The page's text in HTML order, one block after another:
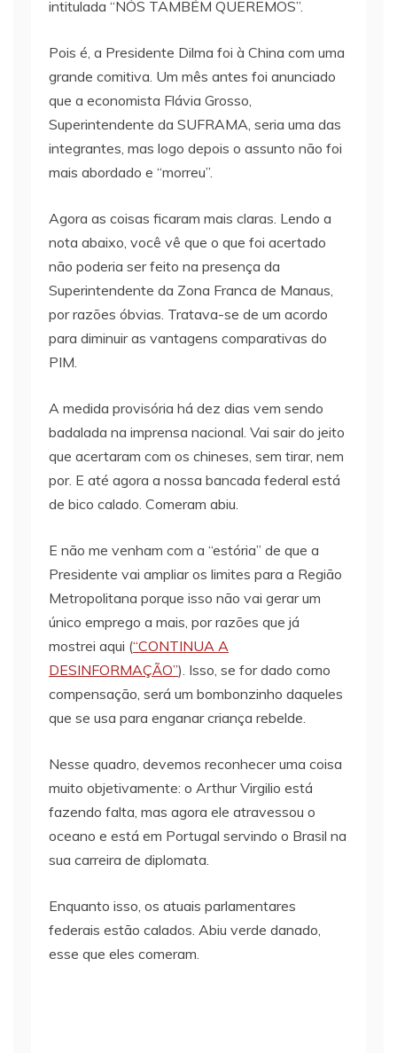
intitulada “NÓS TAMBÉM QUEREMOS”.
Pois é, a Presidente Dilma foi à China com uma
grande comitiva. Um mês antes foi anunciado
que a economista Flávia Grosso,
Superintendente da SUFRAMA, seria uma das
integrantes, mas logo depois o assunto não foi
mais abordado e “morreu”.
Agora as coisas ficaram mais claras. Lendo a
nota abaixo, você vê que o que foi acertado
não poderia ser feito na presença da
Superintendente da Zona Franca de Manaus,
por razões óbvias. Tratava-se de um acordo
para diminuir as vantagens comparativas do
PIM.
A medida provisória há dez dias vem sendo
badalada na imprensa nacional. Vai sair do jeito
que acertaram com os chineses, sem tirar, nem
por. E até agora a nossa bancada federal está
de bico calado. Comeram abiu.
E não me venham com a “estória” de que a
Presidente vai ampliar os limites para a Região
Metropolitana porque isso não vai gerar um
único emprego a mais, por razões que já
mostrei aqui (“CONTINUA A
DESINFORMAÇÃO”). Isso, se for dado como
compensação, será um bombonzinho daqueles
que se usa para enganar criança rebelde.
Nesse quadro, devemos reconhecer uma coisa
muito objetivamente: o Arthur Virgilio está
fazendo falta, mas agora ele atravessou o
oceano e está em Portugal servindo o Brasil na
sua carreira de diplomata.
Enquanto isso, os atuais parlamentares
federais estão calados. Abiu verde danado,
esse que eles comeram.